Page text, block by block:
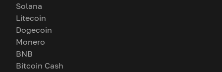
Solana
Litecoin
Dogecoin
Monero
BNB
Bitcoin Cash